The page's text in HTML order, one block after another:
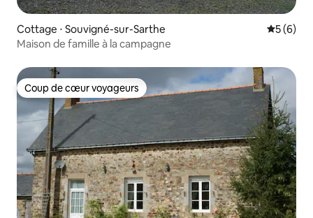
Cottage ⋅ Souvigné-sur-Sarthe
5 (6)
Maison de famille à la campagne
Coup de cœur voyageurs
Coup de cœur voyageurs